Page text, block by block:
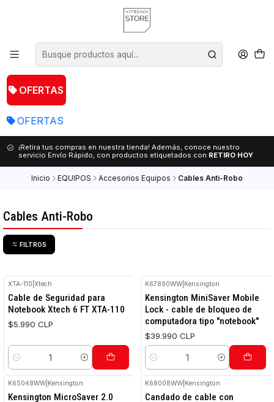
OFERTAS
OFERTAS
¡Retira tus compras en nuestra tienda! Además, conoce nuestro
servicio Envío Rápido, con productos etiquetados con RETIRO HOY
Inicio EQUIPOS Accesorios Equipos Cables Anti-Robo
Cables Anti-Robo
FILTROS
XTA-110 |Xtech
Cable de Seguridad para
Notebook Xtech 6 FT XTA-110
$5.990 CLP
Cantidad
K67890WW Kensington
Kensington MiniSaver Mobile
Lock - cable de bloqueo de
computadora tipo "notebook"
$39.990 CLP
Cantidad
K65048WW Kensington
Kensington MicroSaver 2.0
K68008WW Kensington
Candado de cable con